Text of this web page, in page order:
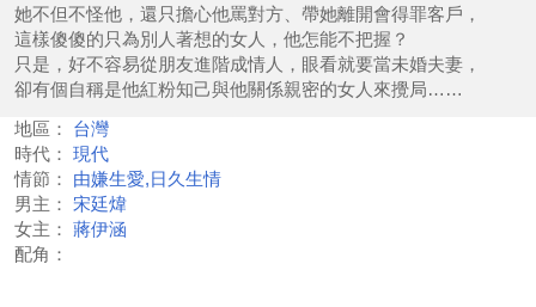
她不但不怪他，還只擔心他罵對方、帶她離開會得罪客戶，
這樣傻傻的只為別人著想的女人，他怎能不把握？
只是，好不容易從朋友進階成情人，眼看就要當未婚夫妻，
卻有個自稱是他紅粉知己與他關係親密的女人來攪局……
地區：
台灣
時代：
現代
情節：
由嫌生愛,日久生情
男主：
宋廷煒
女主：
蔣伊涵
配角：